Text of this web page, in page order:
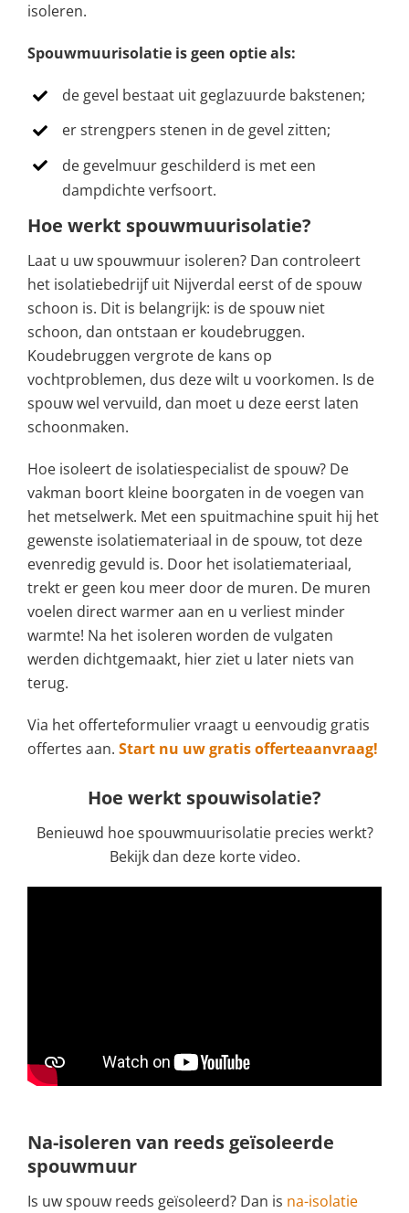
isoleren.
Spouwmuurisolatie is geen optie als:
de gevel bestaat uit geglazuurde bakstenen;
er strengpers stenen in de gevel zitten;
de gevelmuur geschilderd is met een
dampdichte verfsoort.
Hoe werkt spouwmuurisolatie?
Laat u uw spouwmuur isoleren? Dan controleert
het isolatiebedrijf uit Nijverdal eerst of de spouw
schoon is. Dit is belangrijk: is de spouw niet
schoon, dan ontstaan er koudebruggen.
Koudebruggen vergrote de kans op
vochtproblemen, dus deze wilt u voorkomen. Is de
spouw wel vervuild, dan moet u deze eerst laten
schoonmaken.
Hoe isoleert de isolatiespecialist de spouw? De
vakman boort kleine boorgaten in de voegen van
het metselwerk. Met een spuitmachine spuit hij het
gewenste isolatiemateriaal in de spouw, tot deze
evenredig gevuld is. Door het isolatiemateriaal,
trekt er geen kou meer door de muren. De muren
voelen direct warmer aan en u verliest minder
warmte! Na het isoleren worden de vulgaten
werden dichtgemaakt, hier ziet u later niets van
terug.
Via het offerteformulier vraagt u eenvoudig gratis
offertes aan. Start nu uw gratis offerteaanvraag!
Hoe werkt spouwisolatie?
Benieuwd hoe spouwmuurisolatie precies werkt?
Bekijk dan deze korte video.
Na-isoleren van reeds geïsoleerde
spouwmuur
Is uw spouw reeds geïsoleerd? Dan is na-isolatie